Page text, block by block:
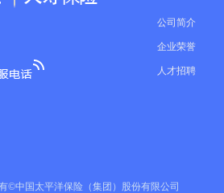
公司简介
企业荣誉
人才招聘
©中国太平洋保险（集团）股份有限公司